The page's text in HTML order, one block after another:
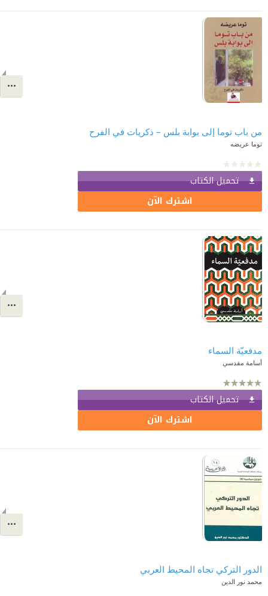
من باب توما إلى بوابة بلس – ذكريات في الفرح
توما عريضه
تحميل الكتاب
اشترك الآن
مدفعيّة السماء
أسامة مقدسي
تحميل الكتاب
اشترك الآن
الدور التركي تجاه المحيط العربي
محمد نور الدين